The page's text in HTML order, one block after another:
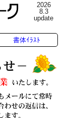
2026
8.3
update
書体ｲﾗｽﾄ